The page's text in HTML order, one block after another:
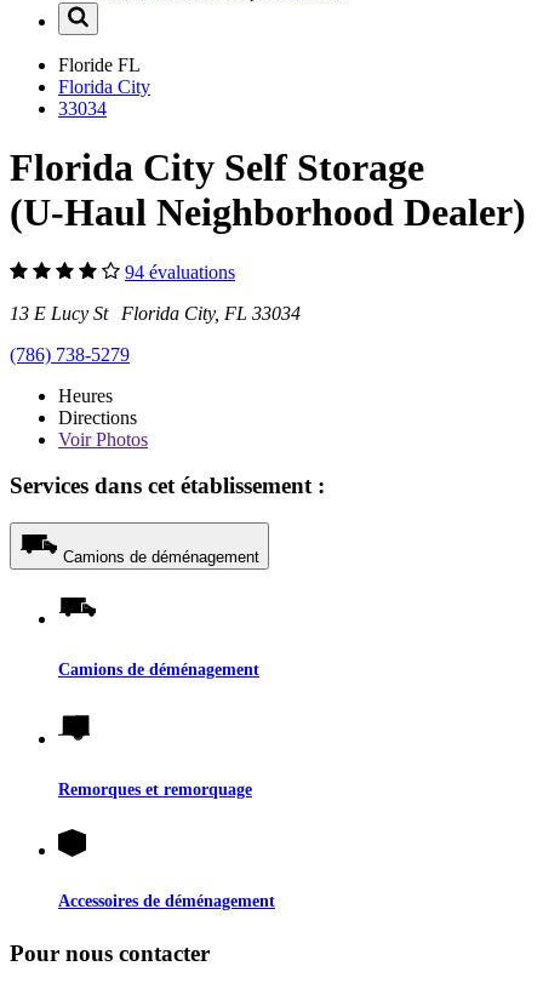
Floride FL
Florida City
33034
Florida City Self Storage
(U-Haul Neighborhood Dealer)
94 évaluations
13 E Lucy St Florida City, FL 33034
(786) 738-5279
Heures
Directions
VoirPhotos
Services dans cet établissement :
Camions de déménagement
Camions de déménagement
Remorques et remorquage
Accessoires de déménagement
Pour nous contacter